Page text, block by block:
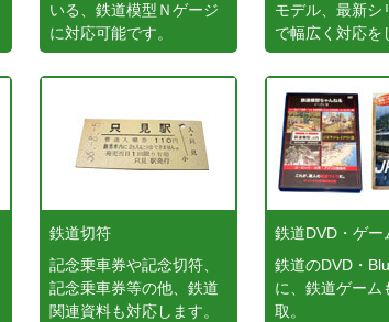
いる、鉄道模型Ｎゲージ
に対応可能です。
モデル、最新シ
で幅広く対応を
鉄道切符
記念乗車券や記念切符、
記念乗車券等の他、鉄道
関連資料も対応します。
鉄道DVD・ゲー
鉄道のDVD・
に、鉄道ゲーム
取。